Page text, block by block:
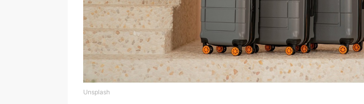
Unsplash